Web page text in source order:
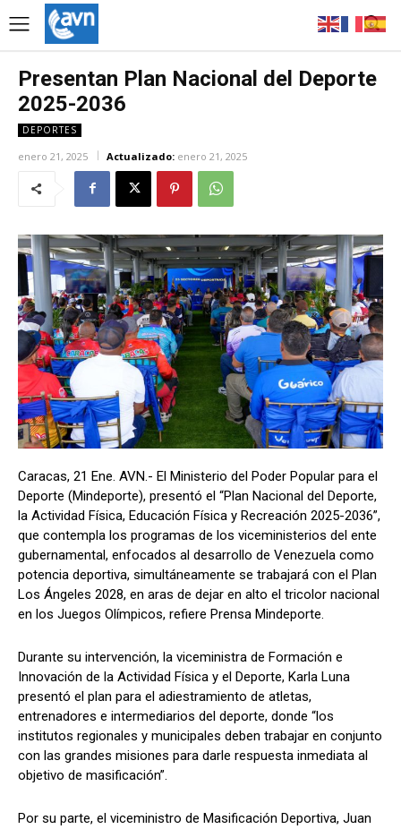
Presentan Plan Nacional del Deporte
2025-2036
DEPORTES
enero 21, 2025 Actualizado: enero 21, 2025
Caracas, 21 Ene. AVN.- El Ministerio del Poder Popular para el
Deporte (Mindeporte), presentó el “Plan Nacional del Deporte,
la Actividad Física, Educación Física y Recreación 2025-2036”,
que contempla los programas de los viceministerios del ente
gubernamental, enfocados al desarrollo de Venezuela como
potencia deportiva, simultáneamente se trabajará con el Plan
Los Ángeles 2028, en aras de dejar en alto el tricolor nacional
en los Juegos Olímpicos, refiere Prensa Mindeporte.
Durante su intervención, la viceministra de Formación e
Innovación de la Actividad Física y el Deporte, Karla Luna
presentó el plan para el adiestramiento de atletas,
entrenadores e intermediarios del deporte, donde “los
institutos regionales y municipales deben trabajar en conjunto
con las grandes misiones para darle respuesta inmediata al
objetivo de masificación”.
Por su parte, el viceministro de Masificación Deportiva, Juan